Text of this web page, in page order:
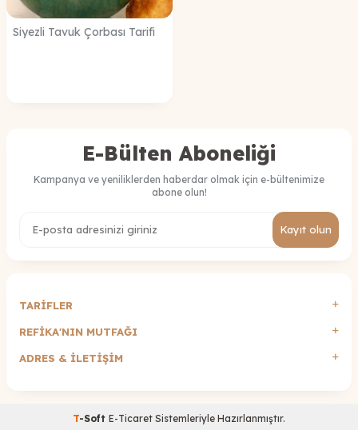
Siyezli Tavuk Çorbası Tarifi
E-Bülten Aboneliği
Kampanya ve yeniliklerden haberdar olmak için e-bültenimize
abone olun!
Kayıt olun
TARİFLER
REFİKA'NIN MUTFAĞI
ADRES & İLETIŞIM
T-Soft E-Ticaret Sistemleriyle Hazırlanmıştır.